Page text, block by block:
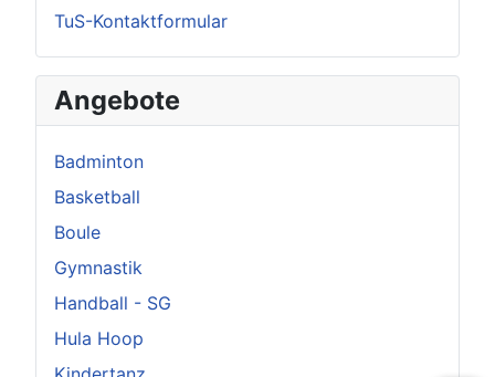
TuS-Kontaktformular
Angebote
Badminton
Basketball
Boule
Gymnastik
Handball - SG
Hula Hoop